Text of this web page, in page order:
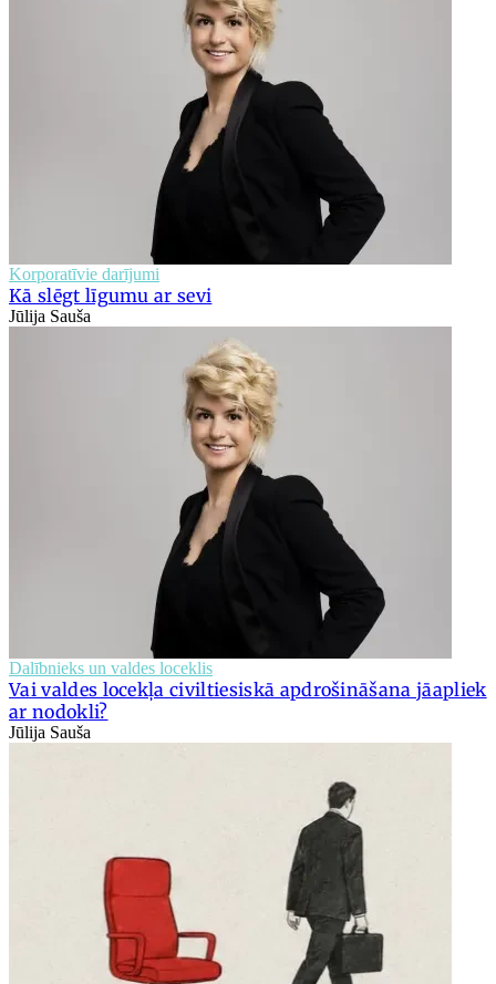
Korporatīvie darījumi
Kā slēgt līgumu ar sevi
Jūlija Sauša
Dalībnieks un valdes loceklis
Vai valdes locekļa civiltiesiskā apdrošināšana jāapliek
ar nodokli?
Jūlija Sauša